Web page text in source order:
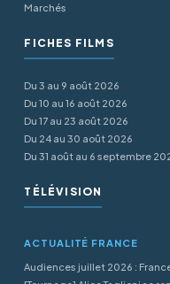
Marchés
FICHES FILMS
Du 3 au 9 août 2026
Du 10 au 16 août 2026
Du 17 au 23 août 2026
Du 24 au 30 août 2026
Du 31 août au 6 septembre
TÉLÉVISION
ACTUALITÉ FRANCE
Audiences juillet 2026 :